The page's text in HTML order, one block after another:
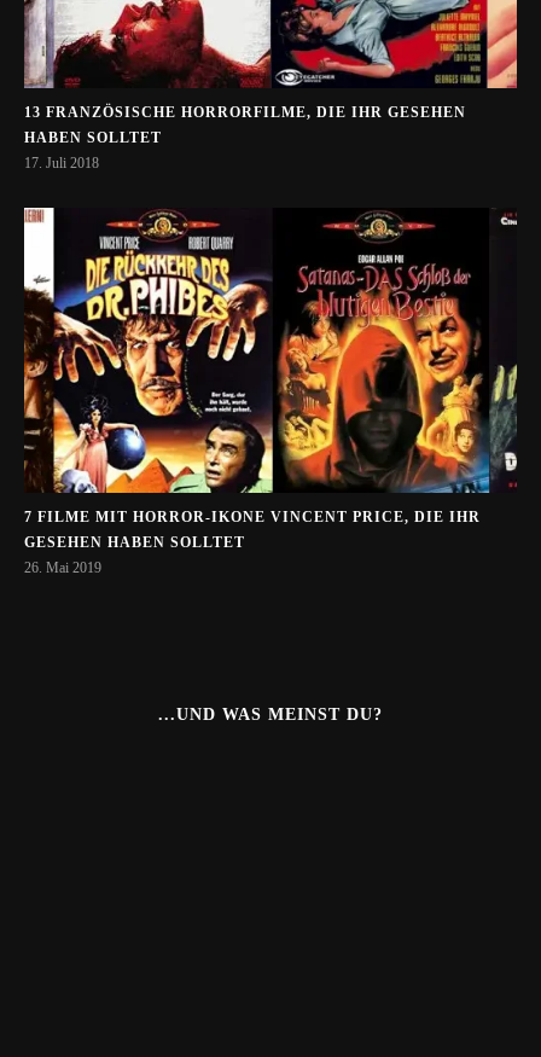
13 FRANZÖSISCHE HORRORFILME, DIE IHR GESEHEN
HABEN SOLLTET
17. Juli 2018
7 FILME MIT HORROR-IKONE VINCENT PRICE, DIE IHR
GESEHEN HABEN SOLLTET
26. Mai 2019
...UND WAS MEINST DU?